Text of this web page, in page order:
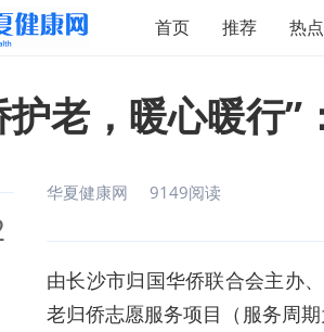
首页 推荐 热点
护老，暖心暖行
华夏健康网 9149阅读
由长沙市归国华侨联合会主办
老归侨志愿服务项目（服务周